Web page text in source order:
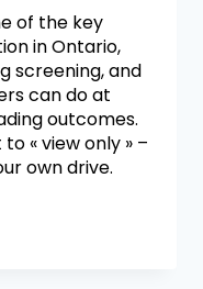
of the key
in Ontario,
screening, and
can do at
outcomes.
« view only » –
own drive.